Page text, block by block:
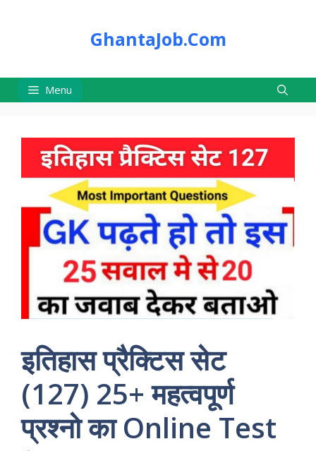
GhantaJob.Com
Menu
इतिहास प्रैक्टिस सेट
(127) 25+ महत्वपूर्ण
प्रश्नो का Online Test